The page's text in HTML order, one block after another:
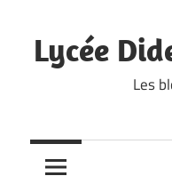
to
content
Lycée
Les